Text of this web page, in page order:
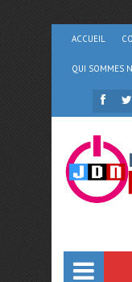
ACCUEIL
QUI SOMMES